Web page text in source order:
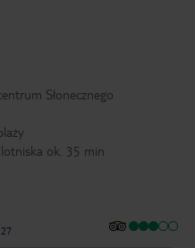
Słonecznego
ok. 35 min